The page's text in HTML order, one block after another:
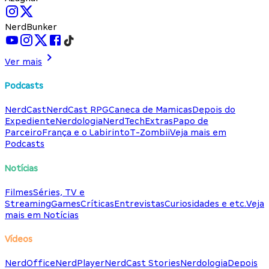
NerdBunker
Ver mais
Podcasts
NerdCastNerdCast RPGCaneca de MamicasDepois do
ExpedienteNerdologiaNerdTechExtrasPapo de
ParceiroFrança e o LabirintoT-ZombiiVeja mais em
Podcasts
Notícias
FilmesSéries, TV e
StreamingGamesCríticasEntrevistasCuriosidades e etc.Veja
mais em Notícias
Vídeos
NerdOfficeNerdPlayerNerdCast StoriesNerdologiaDepois